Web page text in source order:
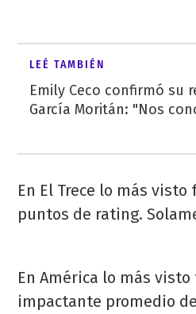
LEÉ TAMBIÉN
Emily Ceco confirmó su
García Moritán: "Nos
En El Trece lo más visto
puntos de rating.
En América lo más
impactante promedio